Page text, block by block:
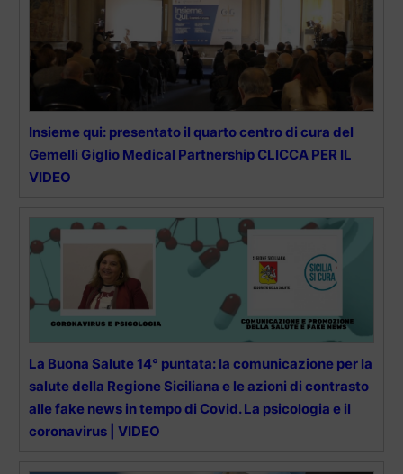
Insieme qui: presentato il quarto centro di cura del
Gemelli Giglio Medical Partnership CLICCA PER IL
VIDEO
La Buona Salute 14° puntata: la comunicazione per la
salute della Regione Siciliana e le azioni di contrasto
alle fake news in tempo di Covid. La psicologia e il
coronavirus | VIDEO